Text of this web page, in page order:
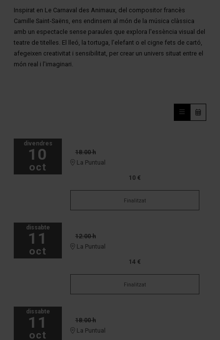
Inspirat en Le Carnaval des Animaux, del compositor francès
Camille Saint-Saëns, ens endinsem al món de la música clàssica
amb un espectacle sense paraules que explora l'essència visual del
teatre de titelles. El lleó, la tortuga, l’elefant o el cigne fets de cartó,
afegeixen creativitat i sensibilitat, per crear un univers situat entre el
món real i l'imaginari.
divendres
10
oct
18:00 h
La Puntual
10 €
Finalitzat
dissabte
11
oct
12:00 h
La Puntual
14 €
Finalitzat
dissabte
11
oct
18:00 h
La Puntual